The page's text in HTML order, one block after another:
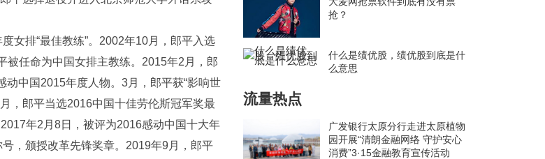
女排“最佳教练”。2002年10月，郎平入选
被任命为中国女排主教练。2015年2月，郎
中国2015年度人物。3月，郎平获“影响世
，郎平当选2016中国十佳劳伦斯冠军奖最
年2月8日，被评为2016感动中国十大年
，颁授改革先锋奖章。2019年9月，郎平
抢？
什么是绩优股，绩优股到底是什
么意思
流量热点
广发银行太原分行走进太原植物
园开展“清朗金融网络 守护安心
消费”3·15金融教育宣传活动